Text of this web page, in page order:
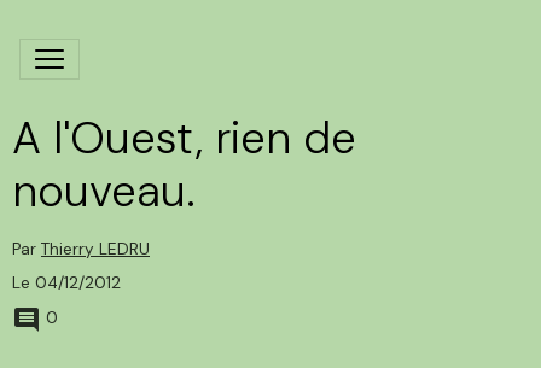
A l'Ouest, rien de
nouveau.
Par Thierry LEDRU
Le 04/12/2012
0